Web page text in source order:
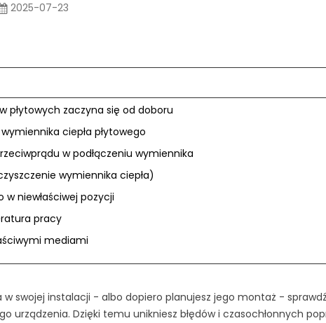
2025-07-23
płytowych zaczyna się od doboru
ciepła płytowego
w podłączeniu wymiennika
wymiennika ciepła)
niewłaściwej pozycji
pracy
mediami
w swojej instalacji - albo dopiero planujesz jego montaż -
urządzenia. Dzięki temu unikniesz błędów i czasochłonnych